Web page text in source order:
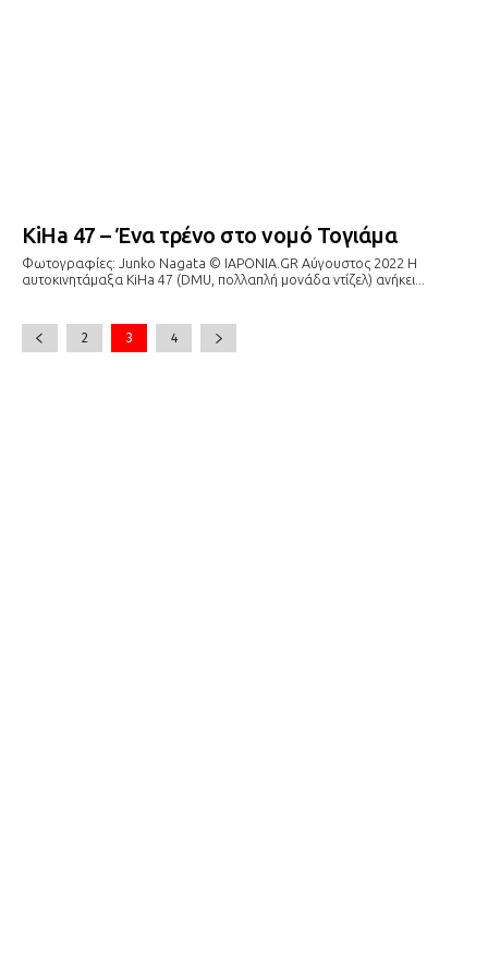
KiHa 47 – Ένα τρένο στο νομό Τογιάμα
Φωτογραφίες: Junko Nagata © IAPONIA.GR Αύγουστος 2022 Η
αυτοκινητάμαξα KiHa 47 (DMU, πολλαπλή μονάδα ντίζελ) ανήκει...
2 3 4